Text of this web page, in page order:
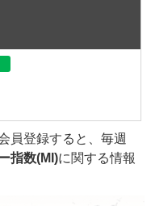
員登録すると、毎週
指数(MI)に関する情報